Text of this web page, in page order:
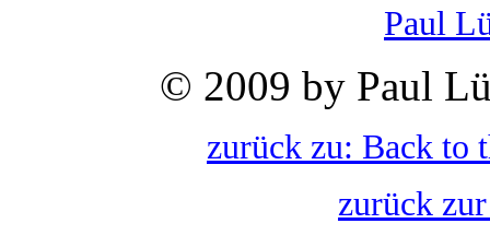
Paul
© 2009 by Paul
zurück zu: Back to
zurück